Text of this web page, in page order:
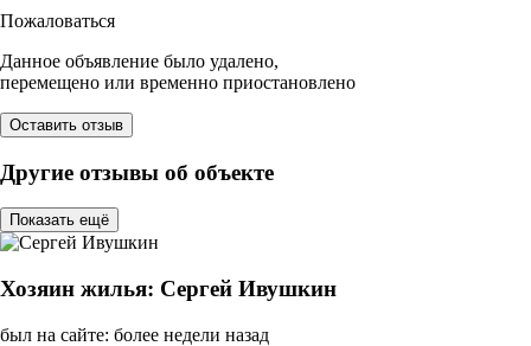
Пожаловаться
Данное объявление было удалено,
перемещено или временно приостановлено
Оставить отзыв
Другие отзывы об объекте
Показать ещё
Хозяин жилья: Сергей Ивушкин
был на сайте: более недели назад